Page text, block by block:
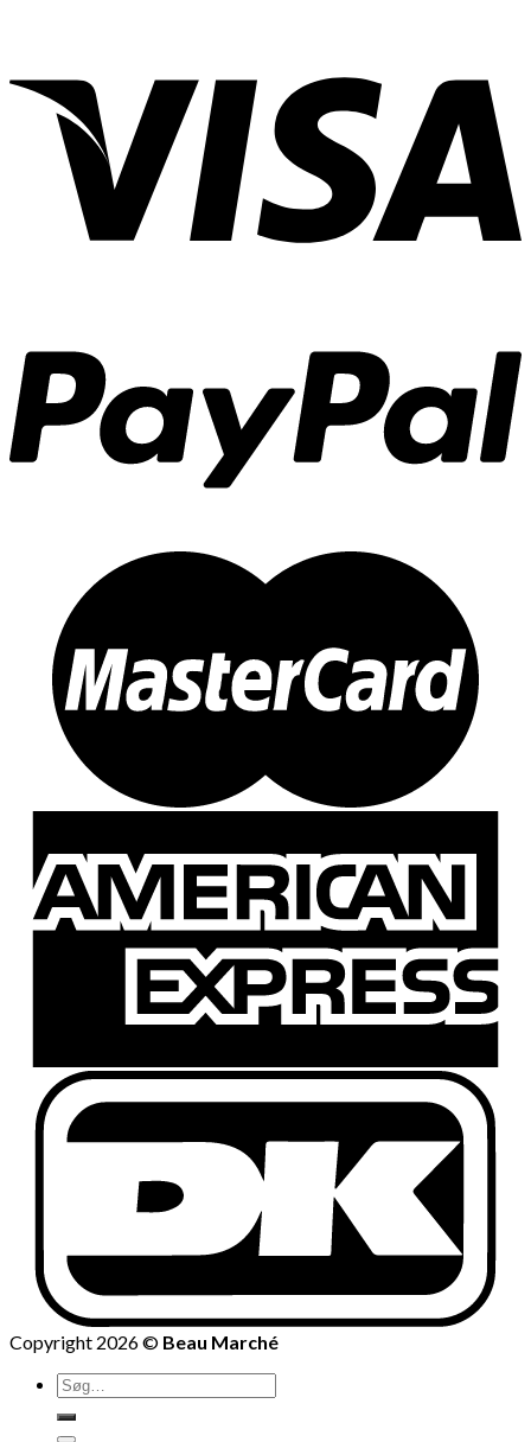
Copyright 2026 © Beau Marché
Søg
efter: